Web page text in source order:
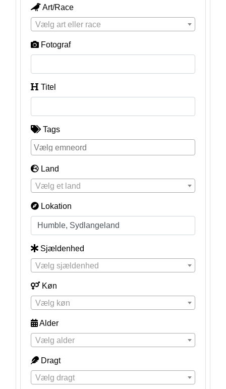
Art/Race
Vælg art eller race
Fotograf
Titel
Tags
Land
Vælg et land
Lokation
Sjældenhed
Vælg sjældenhed
Køn
Vælg køn
Alder
Vælg alder
Dragt
Vælg dragt